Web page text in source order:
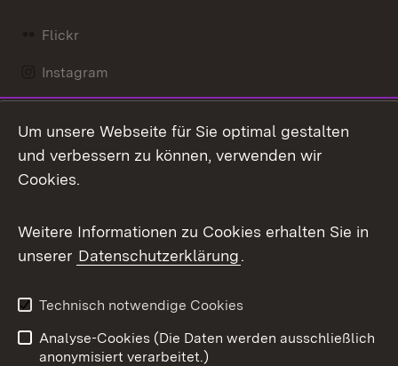
Flickr
Instagram
Mastodon
Messenger
Social Wall
X / Twitter
Youtube
Um unsere Webseite für Sie optimal gestalten
und verbessern zu können, verwenden wir
Cookies.
Weitere Informationen zu Cookies erhalten Sie in
unserer Datenschutzerklärung.
Technisch notwendige Cookies
Analyse-Cookies (Die Daten werden ausschließlich
anonymisiert verarbeitet.)